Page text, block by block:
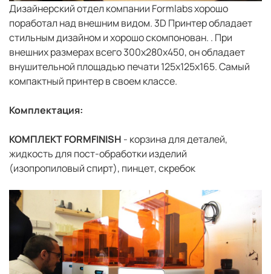
Дизайнерский отдел компании Formlabs хорошо
поработал над внешним видом. 3D Принтер обладает
стильным дизайном и хорошо скомпонован. . При
внешних размерах всего 300x280x450, он обладает
внушительной площадью печати 125x125x165. Самый
компактный принтер в своем классе.
Комплектация:
КОМПЛЕКТ FORMFINISH - корзина для деталей,
жидкость для пост-обработки изделий
(изопропиловый спирт), пинцет, скребок